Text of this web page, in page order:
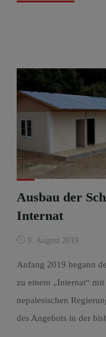
Chepel"
Ausbau der
Internat
9. August 2019
Anfang 2019 begann
zu einem „Internat“
nepalesischen
des Angebots in der